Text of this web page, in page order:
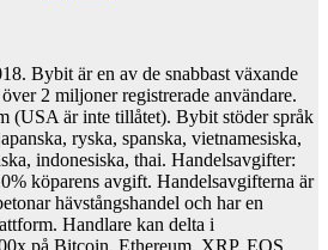
Bybit är en av de snabbast växande
2 miljoner registrerade användare.
(USA är inte tillåtet). Bybit stöder språk
ryska, spanska, vietnamesiska,
indonesiska, thai. Handelsavgifter:
köparens avgift. Handelsavgifterna är
hävstångshandel och har en
Handlare kan delta i
på Bitcoin, Ethereum, XRP, EOS